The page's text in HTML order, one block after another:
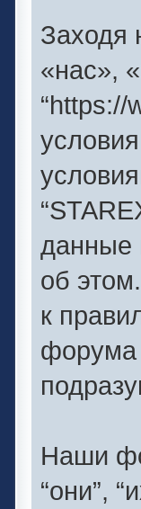
Заходя
«нас»,
данные
об
к
форума
Наши
“они”,